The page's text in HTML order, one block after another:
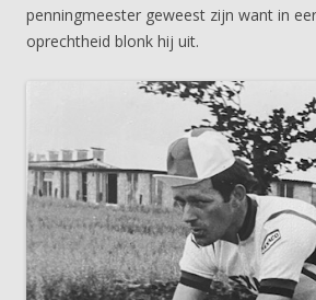
penningmeester geweest zijn want in
oprechtheid blonk hij uit.